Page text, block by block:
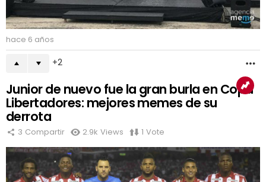
hace 6 años
2
Junior de nuevo fue la gran burla en Copa
Libertadores: mejores memes de su
derrota
3 Compartir 2.9k Views 1 Vote